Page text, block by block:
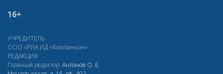
16+
УЧРЕДИТЕЛЬ
ООО «РИА ИД «Компаньон»
РЕДАКЦИЯ
Главный редактор: Антонов О. Е.